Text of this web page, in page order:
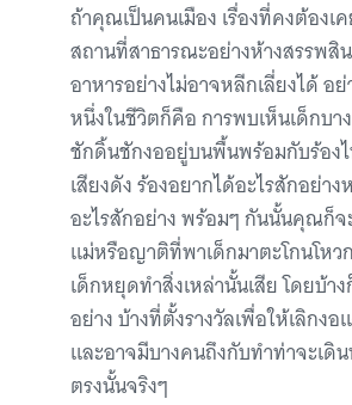
ถ้าคุณเป็นคนเมือง เรื่องที่คงต้องเ
สถานที่สาธารณะอย่างห้างสรรพสิ
อาหารอย่างไม่อาจหลีกเลี่ยงได้ อ
หนึ่งในชีวิตก็คือ การพบเห็นเด็กบา
ชักดิ้นชักงออยู่บนพื้นพร้อมกับร้อง
เสียงดัง ร้องอยากได้อะไรสักอย่า
อะไรสักอย่าง พร้อมๆ กันนั้นคุณก็
แม่หรือญาติที่พาเด็กมาตะโกนโหว
เด็กหยุดทำสิ่งเหล่านั้นเสีย โดยบ้าง
อย่าง บ้างที่ตั้งรางวัลเพื่อให้เลิกงอ
และอาจมีบางคนถึงกับทำท่าจะเดิ
ตรงนั้นจริงๆ